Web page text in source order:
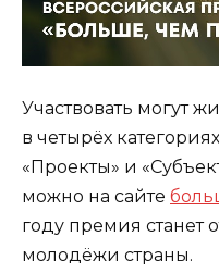
Участвовать могут
в четырёх
«Проекты» и
можно на сайте
году премия станет
молодёжи страны.